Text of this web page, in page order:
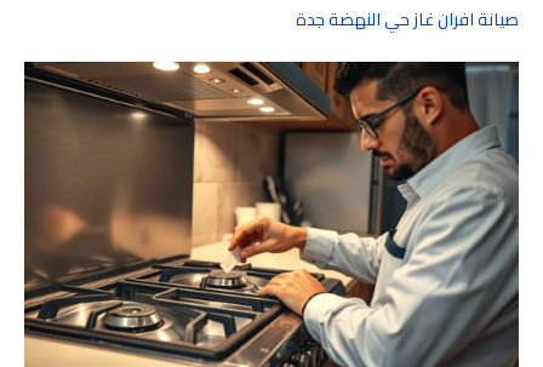
صيانة افران غاز حي النهضة جدة